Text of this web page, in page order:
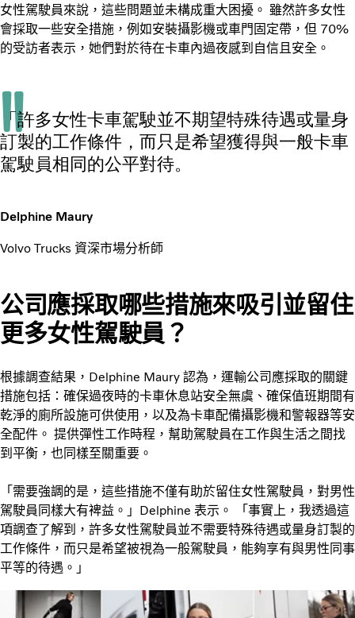
女性駕駛員來說，這些問題並未構成重大困擾。 雖然許多女性
會採取一些安全措施，例如安裝攝影機或車門固定帶，但 70%
的受訪者表示，她們對於待在卡車內過夜感到自信且安全。
「許多女性卡車駕駛並不期望特殊待遇或量身
訂製的工作條件，而只是希望獲得與一般卡車
駕駛員相同的公平對待。
Delphine Maury
Volvo Trucks 資深市場分析師
公司應採取哪些措施來吸引並留住
更多女性駕駛員？
根據調查結果，Delphine Maury 認為，運輸公司應採取的關鍵
措施包括：確保過夜時的卡車休息站安全無虞、確保值班期間有
乾淨的廁所設施可供使用，以及為卡車配備攝影機和警報器等安
全配件。 提供彈性工作時程，幫助駕駛員在工作與生活之間找
到平衡，也同樣至關重要。
「需要強調的是，這些措施不僅有助於留住女性駕駛員，對男性
駕駛員同樣大有裨益。」Delphine 表示。 「事實上，我透過這
項調查了解到，許多女性駕駛員並不需要特殊待遇或量身訂製的
工作條件，而只是希望被視為一般駕駛員，能夠享有與男性同事
平等的待遇。」